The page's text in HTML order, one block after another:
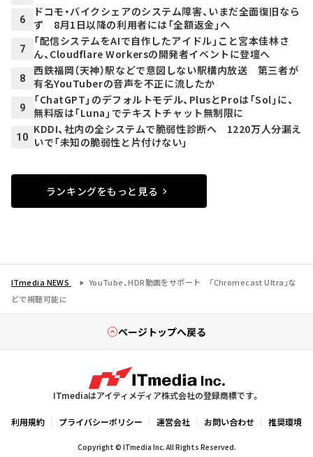
6
ドコモ・バイクシェアのシステム障害、いまだ全面復旧なら
ず 8月1日以降の利用者には「全額返金」へ
7
「配信システムをAIで自作したアイドル」こと宮本佳林さ
ん、Cloudflare Workersの開発者イベントに登壇へ
8
西鉄福岡（天神）駅などで意図しない駅構内放送 第三者が
有名YouTuberの音声を不正に流したか
9
「ChatGPT」のデフォルトモデル、PlusとProは「Sol」に、
無料版は「Luna」でテキストチャット無制限に
10
KDDI、社内の全システムで脆弱性診断へ 1220万人分漏え
いで「未知の脆弱性と片付けない」
ランキングをもっと見る
ITmedia NEWS
YouTube、HDR動画をサポート 「Chromecast Ultra」な
どで視聴可能に
ページトップへ戻る
ITmediaはアイティメディア株式会社の登録商標です。
利用規約 プライバシーポリシー 運営会社 お問い合わせ 推奨環境
Copyright © ITmedia Inc. All Rights Reserved.